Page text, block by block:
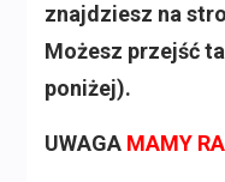
znajdziesz na
Możesz przejść
poniżej).
UWAGA MAMY